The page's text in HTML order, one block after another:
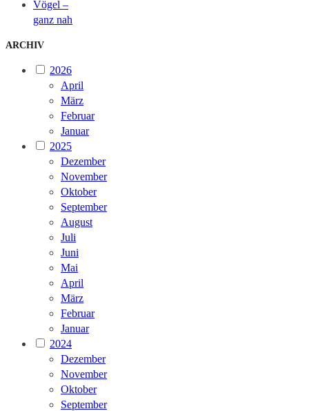
Vögel –
ganz nah
ARCHIV
2026
April
März
Februar
Januar
2025
Dezember
November
Oktober
September
August
Juli
Juni
Mai
April
März
Februar
Januar
2024
Dezember
November
Oktober
September